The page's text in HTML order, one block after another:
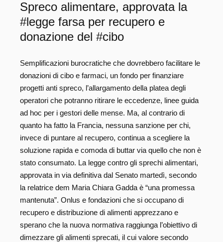
Spreco alimentare, approvata la
#legge farsa per recupero e
donazione del #cibo
Semplificazioni burocratiche che dovrebbero facilitare le
donazioni di cibo e farmaci, un fondo per finanziare
progetti anti spreco, l’allargamento della platea degli
operatori che potranno ritirare le eccedenze, linee guida
ad hoc per i gestori delle mense. Ma, al contrario di
quanto ha fatto la Francia, nessuna sanzione per chi,
invece di puntare al recupero, continua a scegliere la
soluzione rapida e comoda di buttar via quello che non è
stato consumato. La legge contro gli sprechi alimentari,
approvata in via definitiva dal Senato martedì, secondo
la relatrice dem Maria Chiara Gadda è “una promessa
mantenuta”. Onlus e fondazioni che si occupano di
recupero e distribuzione di alimenti apprezzano e
sperano che la nuova normativa raggiunga l’obiettivo di
dimezzare gli alimenti sprecati, il cui valore secondo